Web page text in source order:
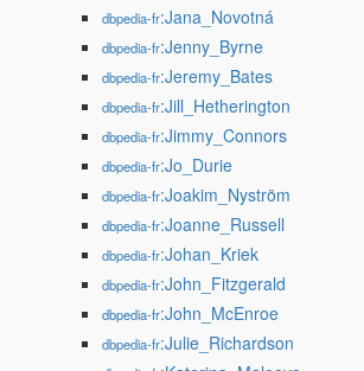
dbpedia-fr:Jana_Novotná
dbpedia-fr:Jenny_Byrne
dbpedia-fr:Jeremy_Bates
dbpedia-fr:Jill_Hetherington
dbpedia-fr:Jimmy_Connors
dbpedia-fr:Jo_Durie
dbpedia-fr:Joakim_Nyström
dbpedia-fr:Joanne_Russell
dbpedia-fr:Johan_Kriek
dbpedia-fr:John_Fitzgerald
dbpedia-fr:John_McEnroe
dbpedia-fr:Julie_Richardson